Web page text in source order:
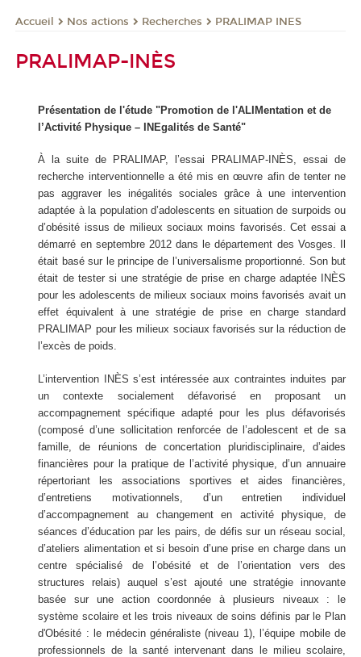
Accueil Nos actions Recherches PRALIMAP INES
PRALIMAP-INÈS
Présentation de l'étude "Promotion de l'ALIMentation et de
l’Activité Physique – INEgalités de Santé"
À la suite de PRALIMAP, l’essai PRALIMAP-INÈS, essai de
recherche interventionnelle a été mis en œuvre afin de tenter ne
pas aggraver les inégalités sociales grâce à une intervention
adaptée à la population d’adolescents en situation de surpoids ou
d’obésité issus de milieux sociaux moins favorisés. Cet essai a
démarré en septembre 2012 dans le département des Vosges. Il
était basé sur le principe de l’universalisme proportionné. Son but
était de tester si une stratégie de prise en charge adaptée INÈS
pour les adolescents de milieux sociaux moins favorisés avait un
effet équivalent à une stratégie de prise en charge standard
PRALIMAP pour les milieux sociaux favorisés sur la réduction de
l’excès de poids.
L’intervention INÈS s’est intéressée aux contraintes induites par
un contexte socialement défavorisé en proposant un
accompagnement spécifique adapté pour les plus défavorisés
(composé d’une sollicitation renforcée de l’adolescent et de sa
famille, de réunions de concertation pluridisciplinaire, d’aides
financières pour la pratique de l’activité physique, d’un annuaire
répertoriant les associations sportives et aides financières,
d’entretiens motivationnels, d’un entretien individuel
d’accompagnement au changement en activité physique, de
séances d’éducation par les pairs, de défis sur un réseau social,
d’ateliers alimentation et si besoin d’une prise en charge dans un
centre spécialisé de l’obésité et de l’orientation vers des
structures relais) auquel s’est ajouté une stratégie innovante
basée sur une action coordonnée à plusieurs niveaux : le
système scolaire et les trois niveaux de soins définis par le Plan
d'Obésité : le médecin généraliste (niveau 1), l’équipe mobile de
professionnels de la santé intervenant dans le milieu scolaire,